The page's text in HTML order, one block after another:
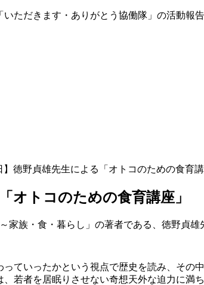
ただきます・ありがとう協働隊」の活動報告
】徳野貞雄先生による「オトコのための食育講
オトコのための食育講座」
族・食・暮らし」の著者である、徳野貞
ていったかという視点で歴史を読み、そ
若者を居眠りさせない奇想天外な迫力に満